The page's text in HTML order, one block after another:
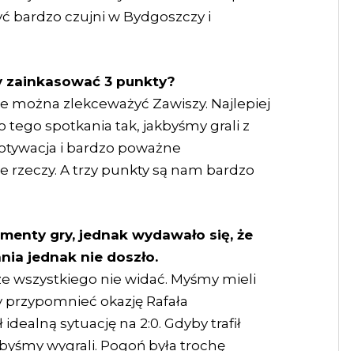
bardzo czujni w Bydgoszczy i
zainkasować 3 punkty?
można zlekceważyć Zawiszy. Najlepiej
tego spotkania tak, jakbyśmy grali z
i bardzo poważne
A trzy punkty są nam bardzo
gry, jednak wydawało się, że
jednak nie doszło.
wszystkiego nie widać. Myśmy mieli
okazję Rafała
sytuację na 2:0. Gdyby trafił
wygrali. Pogoń była trochę